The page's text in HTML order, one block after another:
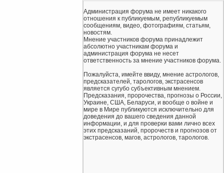
Администрация форума не имеет никакого
отношения к публикуемым, републикуемым
сообщениям, видео, фотографиям, статьям,
новостям.
Мнение участников форума принадлежит
абсолютно участникам форума и
администрация форума не несет
ответственность за мнение участников форума.
Пожалуйста, имейте ввиду, мнение астрологов,
предсказателей, тарологов, экстрасенсов
является сугубо субъективным мнением.
Предсказания, пророчества, прогнозы о России,
Украине, США, Беларуси, и вообще о войне и
мире в Мире публикуются исключительно для
доведения до вашего сведения данной
информации, и для проверки вами лично всех
этих предсказаний, пророчеств и прогнозов от
экстрасенсов, магов, астрологов, тарологов.